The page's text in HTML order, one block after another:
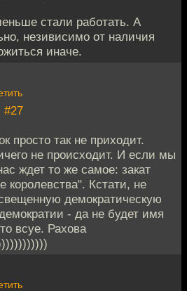
стали работать. А
незивисимо от наличия
иначе.
#27
просто так не приходит.
не происходит. И если мы
ждет то же самое: закат
королевства". Кстати, не
демократическую
- да не будет имя
всуе. Рахова